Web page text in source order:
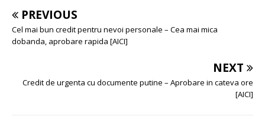
PREVIOUS
Cel mai bun credit pentru nevoi personale – Cea mai mica
dobanda, aprobare rapida [AICI]
NEXT
Credit de urgenta cu documente putine – Aprobare in cateva ore
[AICI]